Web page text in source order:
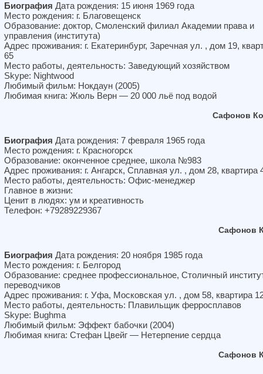
Биография Дата рождения: 15 июня 1969 года
Место рождения: г. Благовещенск
Образование: доктор, Смоленский филиал Академии права и
управления (института)
Адрес проживания: г. Екатеринбург, Заречная ул. , дом 19,
65
Место работы, деятельность: Заведующий хозяйством
Skype: Nightwood
Любимый фильм: Нокдаун (2005)
Любимая книга: Жюль Верн — 20 000 льё под водой
Сафонов
Биография Дата рождения: 7 февраля 1965 года
Место рождения: г. Красногорск
Образование: оконченное среднее, школа №983
Адрес проживания: г. Ангарск, Сплавная ул. , дом 28, квартира
Место работы, деятельность: Офис-менеджер
Главное в жизни:
Ценит в людях: ум и креативность
Телефон: +79289229367
Сафонов
Биография Дата рождения: 20 ноября 1985 года
Место рождения: г. Белгород
Образование: среднее профессиональное, Столичный
переводчиков
Адрес проживания: г. Уфа, Московская ул. , дом 58, квартира
Место работы, деятельность: Плавильщик ферросплавов
Skype: Bughma
Любимый фильм: Эффект бабочки (2004)
Любимая книга: Стефан Цвейг — Нетерпение сердца
Сафонов